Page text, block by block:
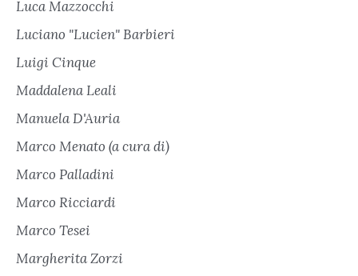
Luca Mazzocchi
Luciano "Lucien" Barbieri
Luigi Cinque
Maddalena Leali
Manuela D'Auria
Marco Menato (a cura di)
Marco Palladini
Marco Ricciardi
Marco Tesei
Margherita Zorzi